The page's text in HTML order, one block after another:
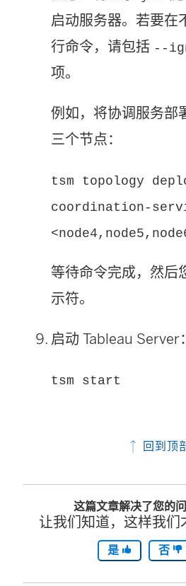
启动服务器。若要在
行命令，请包括 --
项。
例如，将协调服务部
三个节点：
tsm topology
coordination-
等待命令完成，然后
示符。
启动 Tableau Server：
tsm start
回到顶
这篇文章解决了您的
让我们知道，这样我们
是 否